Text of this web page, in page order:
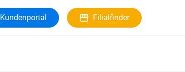
Kundenportal Filialfinder